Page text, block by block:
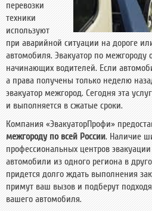
перевозки
техники
используют
при аварийной ситуации на дороге
автомобиля. Эвакуатор по межгороду
начинающих водителей. Если
а права получены только неделю
эвакуатор межгород. Сегодня эта
и выполняется в сжатые сроки.
Компания «ЭвакуаторПрофи»
межгороду по всей России. Наличие
профессиональных центров
автомобили из одного региона в
придется долго ждать выполнения
примут ваш вызов и подберут
вашего автомобиля.